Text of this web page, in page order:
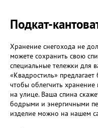
Подкат-
Хранение снегохода не
можете сохранить свою
специальные тележки для
«Квадростиль»
чтобы облегчить
на улице. Ваша спина
бодрыми и энергичными
изделие можно на нашем